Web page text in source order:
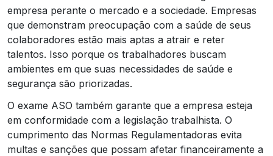
empresa perante o mercado e a sociedade. Empresas
que demonstram preocupação com a saúde de seus
colaboradores estão mais aptas a atrair e reter
talentos. Isso porque os trabalhadores buscam
ambientes em que suas necessidades de saúde e
segurança são priorizadas.
O exame ASO também garante que a empresa esteja
em conformidade com a legislação trabalhista. O
cumprimento das Normas Regulamentadoras evita
multas e sanções que possam afetar financeiramente a